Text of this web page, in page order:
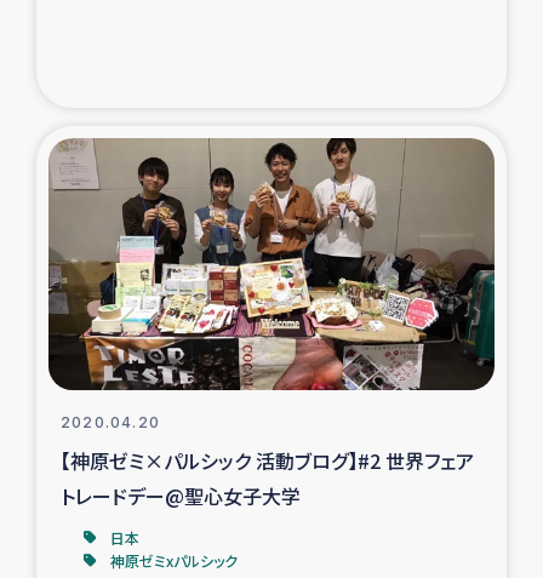
2020.04.20
【神原ゼミ×パルシック 活動ブログ】#2 世界フェア
トレードデー@聖心女子大学
日本
神原ゼミxパルシック